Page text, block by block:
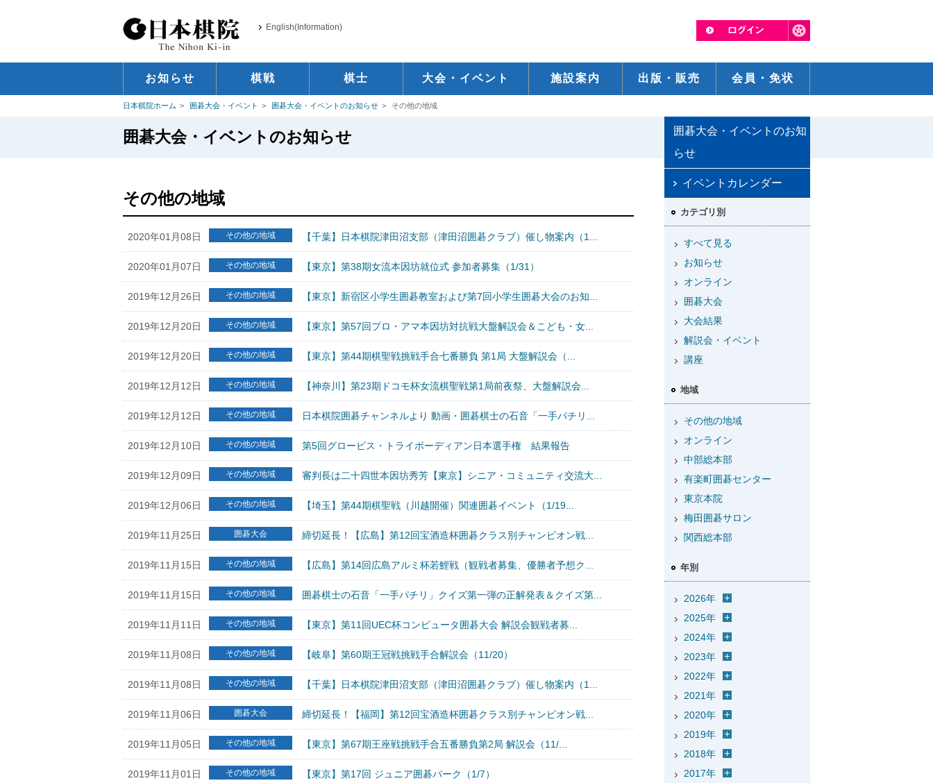
English(Information)
お知らせ 棋戦 棋士 大会・イベント 施設案内 出版・販売 会員・免状
日本棋院ホーム 囲碁大会・イベント 囲碁大会・イベントのお知らせ その他の地域
囲碁大会・イベントのお知らせ
その他の地域
2020年01月08日 その他の地域 【千葉】日本棋院津田沼支部（津田沼囲碁クラブ）催し物案内（1...
2020年01月07日 その他の地域 【東京】第38期女流本因坊就位式 参加者募集（1/31）
2019年12月26日 その他の地域 【東京】新宿区小学生囲碁教室および第7回小学生囲碁大会のお知...
2019年12月20日 その他の地域 【東京】第57回プロ・アマ本因坊対抗戦大盤解説会＆こども・女...
2019年12月20日 その他の地域 【東京】第44期棋聖戦挑戦手合七番勝負 第1局 大盤解説会（...
2019年12月12日 その他の地域 【神奈川】第23期ドコモ杯女流棋聖戦第1局前夜祭、大盤解説会...
2019年12月12日 その他の地域 日本棋院囲碁チャンネルより 動画・囲碁棋士の石音「一手パチリ...
2019年12月10日 その他の地域 第5回グロービス・トライボーディアン日本選手権 結果報告
2019年12月09日 その他の地域 審判長は二十四世本因坊秀芳【東京】シニア・コミュニティ交流大...
2019年12月06日 その他の地域 【埼玉】第44期棋聖戦（川越開催）関連囲碁イベント（1/19...
2019年11月25日 囲碁大会 締切延長！【広島】第12回宝酒造杯囲碁クラス別チャンピオン戦...
2019年11月15日 その他の地域 【広島】第14回広島アルミ杯若鯉戦（観戦者募集、優勝者予想ク...
2019年11月15日 その他の地域 囲碁棋士の石音「一手パチリ」クイズ第一弾の正解発表＆クイズ第...
2019年11月11日 その他の地域 【東京】第11回UEC杯コンピュータ囲碁大会 解説会観戦者募...
2019年11月08日 その他の地域 【岐阜】第60期王冠戦挑戦手合解説会（11/20）
2019年11月08日 その他の地域 【千葉】日本棋院津田沼支部（津田沼囲碁クラブ）催し物案内（1...
2019年11月06日 囲碁大会 締切延長！【福岡】第12回宝酒造杯囲碁クラス別チャンピオン戦...
2019年11月05日 その他の地域 【東京】第67期王座戦挑戦手合五番勝負第2局 解説会（11/...
2019年11月01日 その他の地域 【東京】第17回 ジュニア囲碁パーク（1/7）
囲碁大会・イベントのお知
らせ
イベントカレンダー
カテゴリ別
すべて見る
お知らせ
オンライン
囲碁大会
大会結果
解説会・イベント
講座
地域
その他の地域
オンライン
中部総本部
有楽町囲碁センター
東京本院
梅田囲碁サロン
関西総本部
年別
2026年
2025年
2024年
2023年
2022年
2021年
2020年
2019年
2018年
2017年